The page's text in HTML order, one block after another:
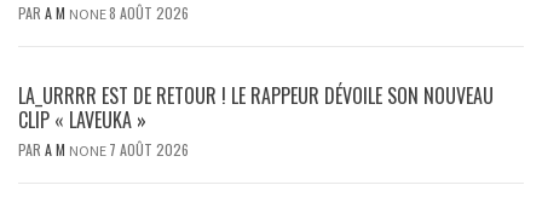
PAR A M NONE8 AOÛT 2026
LA_URRRR EST DE RETOUR ! LE RAPPEUR DÉVOILE SON NOUVEAU
CLIP « LAVEUKA »
PAR A M NONE 7 AOÛT 2026